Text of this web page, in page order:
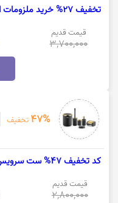
تخفیف 27% خرید ملزومات اتاق خواب کودک
قیمت قدیم
3,700,000
47% تخفیف
کد تخفیف 47% ست سرویس بهداشتی
قیمت قدیم
2,800,000